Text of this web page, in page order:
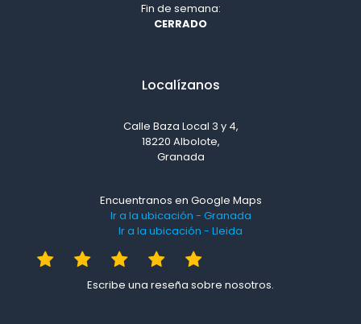
Fin de semana:
CERRADO
Localízanos
Calle Baza Local 3 y 4,
18220 Albolote,
Granada
Encuentranos en Google Maps
Ir a la ubicación - Granada
Ir a la ubicación - Lleida
Escribe una reseña sobre nosotros.